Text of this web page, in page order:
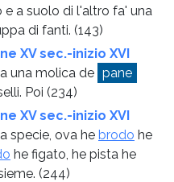
e a suolo di l'altro fa' una
di fanti. (143)
XV sec.-inizio XVI
una molica de pane
Poi (234)
XV sec.-inizio XVI
specie, ova he brodo he
he figato, he pista he
(244)